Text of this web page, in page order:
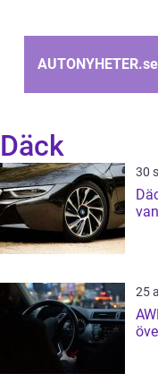
AUTONYHETER.se
Däck
30
25